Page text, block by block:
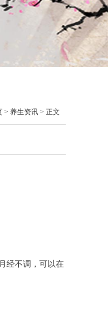
> 养生资讯 > 正文
经不调，可以在